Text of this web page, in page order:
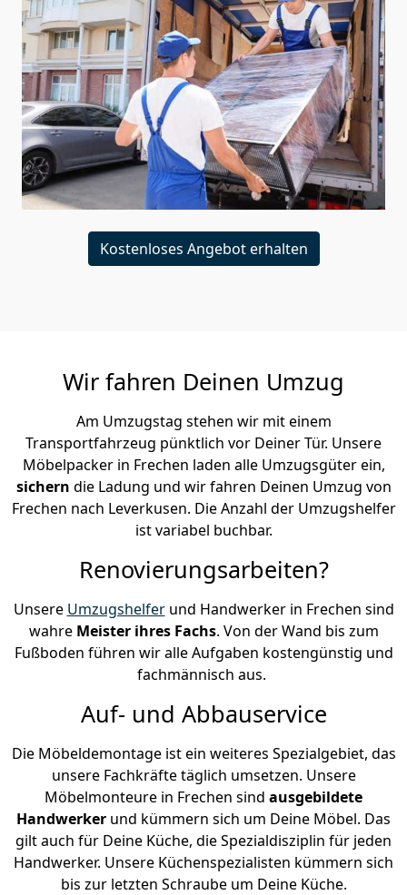
Kostenloses Angebot erhalten
Wir fahren Deinen Umzug
Am Umzugstag stehen wir mit einem
Transportfahrzeug pünktlich vor Deiner Tür. Unsere
Möbelpacker in Frechen laden alle Umzugsgüter ein,
sichern die Ladung und wir fahren Deinen Umzug von
Frechen nach Leverkusen. Die Anzahl der Umzugshelfer
ist variabel buchbar.
Renovierungsarbeiten?
Unsere Umzugshelferund Handwerker in Frechen sind
wahre Meister ihres Fachs. Von der Wand bis zum
Fußboden führen wir alle Aufgaben kostengünstig und
fachmännisch aus.
Auf- und Abbauservice
Die Möbeldemontage ist ein weiteres Spezialgebiet, das
unsere Fachkräfte täglich umsetzen. Unsere
Möbelmonteure in Frechen sind ausgebildete
Handwerker und kümmern sich um Deine Möbel. Das
gilt auch für Deine Küche, die Spezialdisziplin für jeden
Handwerker. Unsere Küchenspezialisten kümmern sich
bis zur letzten Schraube um Deine Küche.